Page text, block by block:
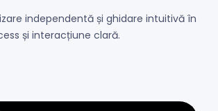
independentă și ghidare intuitivă în
și interacțiune clară.